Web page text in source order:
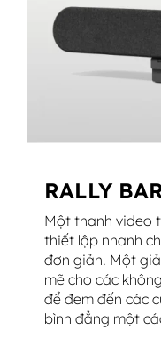
RALLY
Một thanh video
thiết lập nhanh
đơn giản. Một
mẽ cho các
để đem đến các
bình đẳng một